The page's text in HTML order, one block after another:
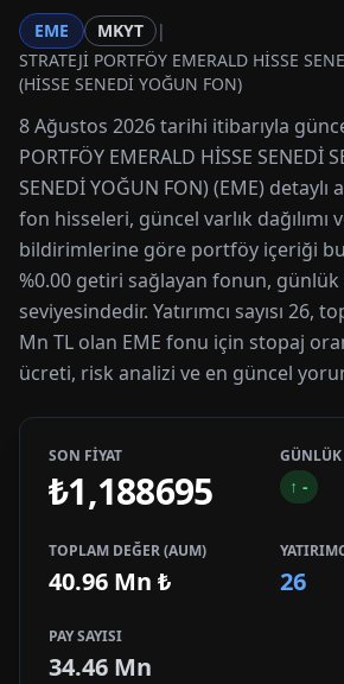
EME MKYT
|
STRATEJİ PORTFÖY EMERALD HİSSE
(HİSSE SENEDİ YOĞUN FON)
8 Ağustos 2026 tarihi itibarıyla
PORTFÖY EMERALD HİSSE SENEDİ
SENEDİ YOĞUN FON) (EME) detaylı
fon hisseleri, güncel varlık dağılımı
bildirimlerine göre portföy içeriği
%0.00 getiri sağlayan fonun, günlük
seviyesindedir. Yatırımcı sayısı 26,
Mn TL olan EME fonu için stopaj
ücreti, risk analizi ve en güncel
SON FİYAT
₺1,188695 ↑ -
TOPLAM DEĞER (AUM)
40.96 Mn ₺ 26
PAY SAYISI
34.46 Mn